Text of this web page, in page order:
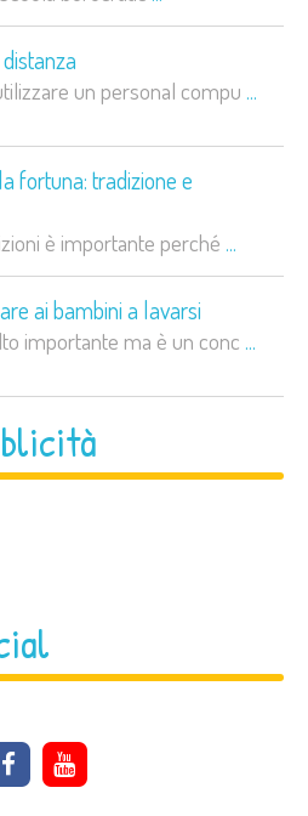
un personal compu ...
fortuna: tradizione e
è importante perché ...
ai bambini a lavarsi
importante ma è un conc ...